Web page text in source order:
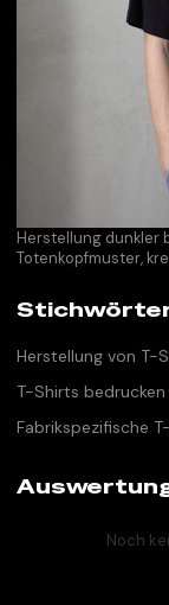
Herstellung dunkler
Totenkopfmuster,
Herstellung von T-
T-Shirts bedrucken
Fabrikspezifische
Noch